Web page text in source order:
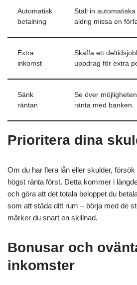
Automatisk
betalning
Ställ in
aldrig missa en
Extra
inkomst
Skaffa ett
uppdrag för extra
Sänk
räntan
Se över
ränta med banken.
Prioritera dina
Om du har flera lån eller skulder,
högst ränta först. Detta kommer i
och göra att det totala beloppet du
som att städa ditt rum – börja med de
märker du snart en skillnad.
Bonusar och
inkomster